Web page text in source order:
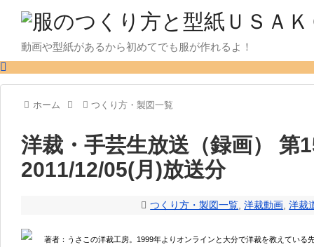
動画や型紙があるから初めてでも服が作れるよ！
ホーム つくり方・製図一覧
洋裁・手芸生放送（録画）
2011/12/05(月)放送分
つくり方・製図一覧 ,洋裁動画 ,洋裁
著者：うさこの洋裁工房。1999年よりオンラインと大分で洋裁を教えている